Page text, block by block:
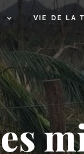
VIE DE LA